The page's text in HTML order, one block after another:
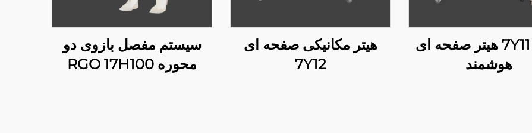
7Y11 PLC هیتر صفحه ای
هوشمند
هیتر مکانیکی صفحه ای
7Y12
سیستم مفصل بازوی دو
محوره RGO 17H100